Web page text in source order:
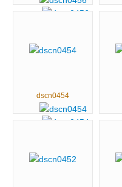
dscn0454